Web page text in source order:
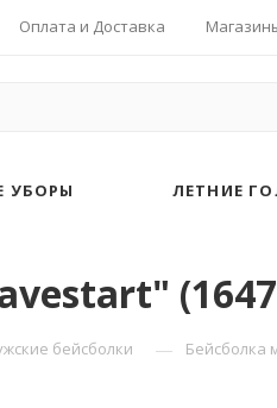
Оплата и Доставка
УБОРЫ ЛЕТНИЕ
бейсболки — Бейсболка